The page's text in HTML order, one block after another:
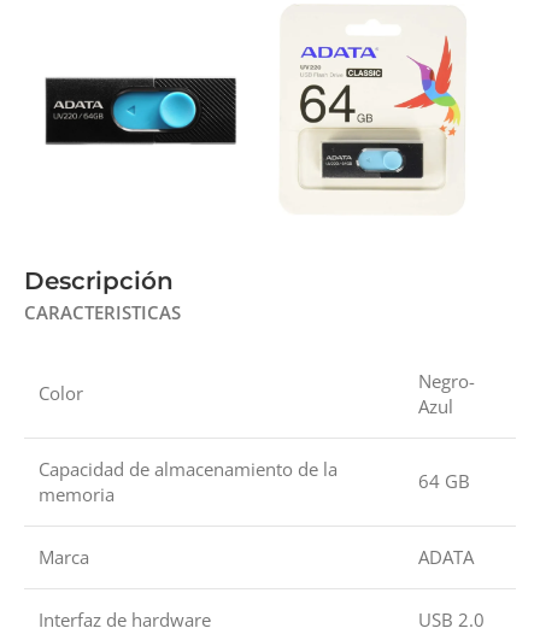
Descripción
CARACTERISTICAS
Color
Negro-
Azul
Capacidad de almacenamiento de la
memoria
64 GB
Marca ADATA
Interfaz de hardware USB 2.0